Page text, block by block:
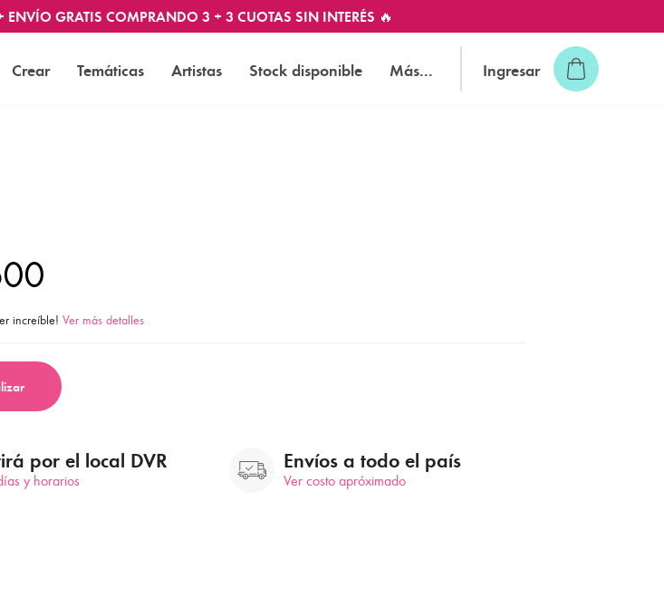
GRATIS COMPRANDO 3 + 3 CUOTAS SIN INTERÉS 🔥
Crear Temáticas Artistas Stock disponible Más... Ingresar
increíble! Ver más detalles
por el local DVR
y horarios
Envíos a todo el país
Ver costo apróximado